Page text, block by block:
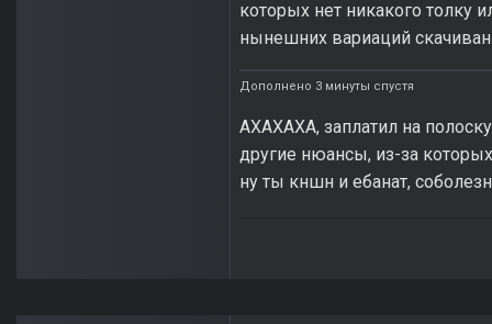
которых нет никакого толку
нынешних вариаций
Дополнено 3 минуты спустя
АХАХАХА, заплатил на
другие нюансы, из-за
ну ты кншн и ебанат,